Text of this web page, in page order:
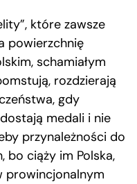
które zawsze
powierzchnię
schamiałym
rozdzierają
gdy
medali i nie
przynależności do
bo ciąży im Polska,
prowincjonalnym